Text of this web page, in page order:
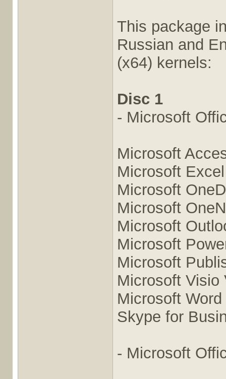
This package
Russian and
(x64) kernels:
Disc 1
- Microsoft
Microsoft
Microsoft
Microsoft
Microsoft
Microsoft
Microsoft
Microsoft
Microsoft Visio
Microsoft Word
Skype for
- Microsoft